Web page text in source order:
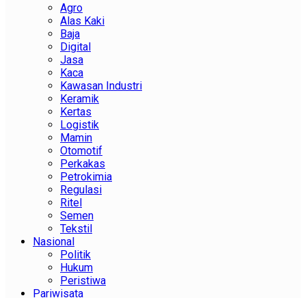
Agro
Alas Kaki
Baja
Digital
Jasa
Kaca
Kawasan Industri
Keramik
Kertas
Logistik
Mamin
Otomotif
Perkakas
Petrokimia
Regulasi
Ritel
Semen
Tekstil
Nasional
Politik
Hukum
Peristiwa
Pariwisata